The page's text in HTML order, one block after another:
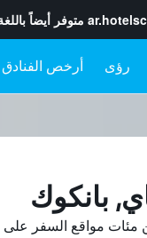
متوفر أيضاً
رؤى أرخص الفنادق
بانكوك
مئات مواقع السفر على